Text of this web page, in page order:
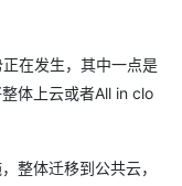
在发生，其中一点是
体上云或者All in clo
整体迁移到公共云，